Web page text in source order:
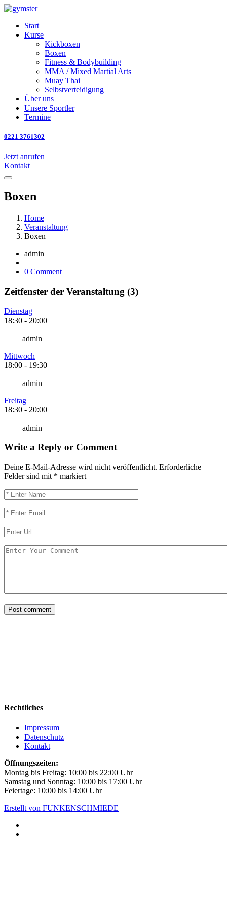
Start
Kurse
Kickboxen
Boxen
Fitness & Bodybuilding
MMA / Mixed Martial Arts
Muay Thai
Selbstverteidigung
Über uns
Unsere Sportler
Termine
0221 3761302
Jetzt anrufen
Kontakt
Boxen
Home
Veranstaltung
Boxen
admin
0 Comment
Zeitfenster der Veranstaltung (3)
Dienstag
18:30 - 20:00
admin
Mittwoch
18:00 - 19:30
admin
Freitag
18:30 - 20:00
admin
Write a Reply or Comment
Deine E-Mail-Adresse wird nicht veröffentlicht. Erforderliche
Felder sind mit * markiert
Rechtliches
Impressum
Datenschutz
Kontakt
Öffnungszeiten:
Montag bis Freitag: 10:00 bis 22:00 Uhr
Samstag und Sonntag: 10:00 bis 17:00 Uhr
Feiertage: 10:00 bis 14:00 Uhr
Erstellt von FUNKENSCHMIEDE